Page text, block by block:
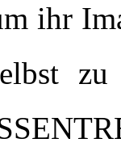
ihr
zu